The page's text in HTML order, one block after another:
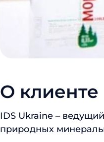
О клиенте
IDS Ukraine –
природных